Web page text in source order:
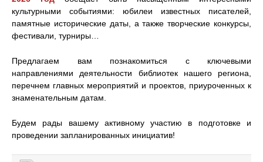
культурными событиями: юбилеи известных писателей,
памятные исторические даты, а также творческие конкурсы,
фестивали, турниры…
Предлагаем вам познакомиться с ключевыми
направлениями деятельности библиотек нашего региона,
перечнем главных мероприятий и проектов, приуроченных к
знаменательным датам.
Будем рады вашему активному участию в подготовке и
проведении запланированных инициатив!